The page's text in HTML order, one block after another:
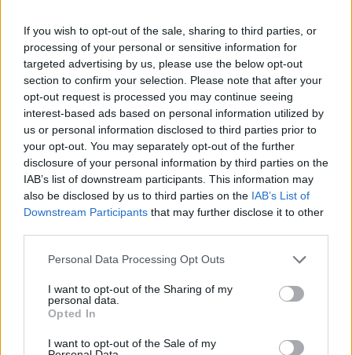
If you wish to opt-out of the sale, sharing to third parties, or
processing of your personal or sensitive information for
targeted advertising by us, please use the below opt-out
section to confirm your selection. Please note that after your
opt-out request is processed you may continue seeing
interest-based ads based on personal information utilized by
us or personal information disclosed to third parties prior to
your opt-out. You may separately opt-out of the further
disclosure of your personal information by third parties on the
IAB’s list of downstream participants. This information may
also be disclosed by us to third parties on the IAB’s List of
Downstream Participants that may further disclose it to other
Please note that this website/app uses one or more Google
not limited to your visit or usage behaviour. You may click to
grant or deny consent to Google and its third-party tags to
use your data for below specified purposes in below Google
consent section.
Personal Data Processing Opt Outs
I want to opt-out of the Sharing of my
personal data.
Opted In
I want to opt-out of the Sale of my
επέστρεψε στη θέση της.
Λίγη ώρα αργότερα, ξέσπασε νέο επεισόδιο, τη
στιγμή που η τραγουδίστρια περίμενε να πάρει το
βραβείο της.
Μάλιστα, πηγές αναφέρουν ότι κατά την διάρκεια
της έντασης, η Έλενα Παπαρίζου χτυπήθηκε από
τους εμπλεκόμενους. Μετά τον καυγά,η Έλενα
Παπαρίζου αποχώρησε από την τελετή
έχοντας υποστεί έναν ελαφρύ τραυματισμό.
https://twitter.com/DaPurpleQueenGr/status/
fun%2Fmusic-stage%2Fmad-video-music-awards-